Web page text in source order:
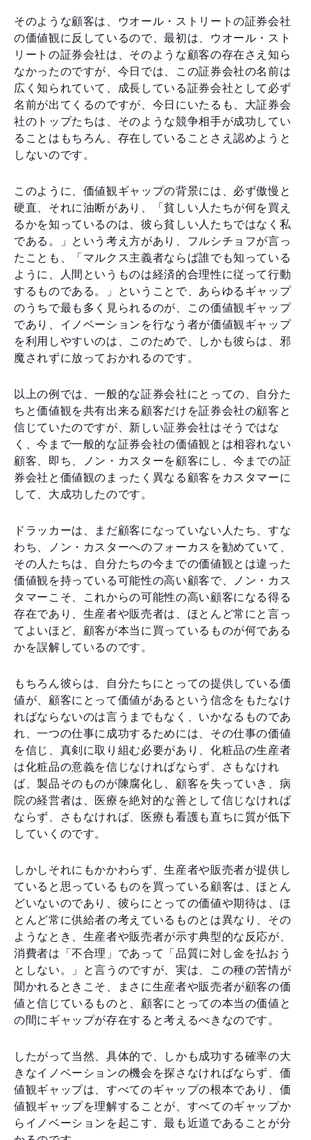
そのような顧客は、ウオール・ストリートの証券会社
の価値観に反しているので、最初は、ウオール・スト
リートの証券会社は、そのような顧客の存在さえ知ら
なかったのですが、今日では、この証券会社の名前は
広く知られていて、成長している証券会社として必ず
名前が出てくるのですが、今日にいたるも、大証券会
社のトップたちは、そのような競争相手が成功してい
ることはもちろん、存在していることさえ認めようと
しないのです。
このように、価値観ギャップの背景には、必ず傲慢と
硬直、それに油断があり、「貧しい人たちが何を買え
るかを知っているのは、彼ら貧しい人たちではなく私
である。」という考え方があり、フルシチョフが言っ
たことも、「マルクス主義者ならば誰でも知っている
ように、人間というものは経済的合理性に従って行動
するものである。」ということで、あらゆるギャップ
のうちで最も多く見られるのが、この価値観ギャップ
であり、イノベーションを行なう者が価値観ギャップ
を利用しやすいのは、このためで、しかも彼らは、邪
魔されずに放っておかれるのです。
以上の例では、一般的な証券会社にとっての、自分た
ちと価値観を共有出来る顧客だけを証券会社の顧客と
信じていたのですが、新しい証券会社はそうではな
く、今まで一般的な証券会社の価値観とは相容れない
顧客、即ち、ノン・カスターを顧客にし、今までの証
券会社と価値観のまったく異なる顧客をカスタマーに
して、大成功したのです。
ドラッカーは、まだ顧客になっていない人たち、すな
わち、ノン・カスターへのフォーカスを勧めていて、
その人たちは、自分たちの今までの価値観とは違った
価値観を持っている可能性の高い顧客で、ノン・カス
タマーこそ、これからの可能性の高い顧客になる得る
存在であり、生産者や販売者は、ほとんど常にと言っ
てよいほど、顧客が本当に買っているものが何である
かを誤解しているのです。
もちろん彼らは、自分たちにとっての提供している価
値が、顧客にとって価値があるという信念をもたなけ
ればならないのは言うまでもなく、いかなるものであ
れ、一つの仕事に成功するためには、その仕事の価値
を信じ、真剣に取り組む必要があり、化粧品の生産者
は化粧品の意義を信じなければならず、さもなけれ
ば、製品そのものが陳腐化し、顧客を失っていき、病
院の経営者は、医療を絶対的な善として信じなければ
ならず、さもなければ、医療も看護も直ちに質が低下
していくのです。
しかしそれにもかかわらず、生産者や販売者が提供し
ていると思っているものを買っている顧客は、ほとん
どいないのであり、彼らにとっての価値や期待は、ほ
とんど常に供給者の考えているものとは異なり、その
ようなとき、生産者や販売者が示す典型的な反応が、
消費者は「不合理」であって「品質に対し金を払おう
としない。」と言うのですが、実は、この種の苦情が
聞かれるときこそ、まさに生産者や販売者が顧客の価
値と信じているものと、顧客にとっての本当の価値と
の間にギャップが存在すると考えるべきなのです。
したがって当然、具体的で、しかも成功する確率の大
きなイノベーションの機会を探さなければならず、価
値観ギャップは、すべてのギャップの根本であり、価
値観ギャップを理解することが、すべてのギャップか
らイノベーションを起こす、最も近道であることが分